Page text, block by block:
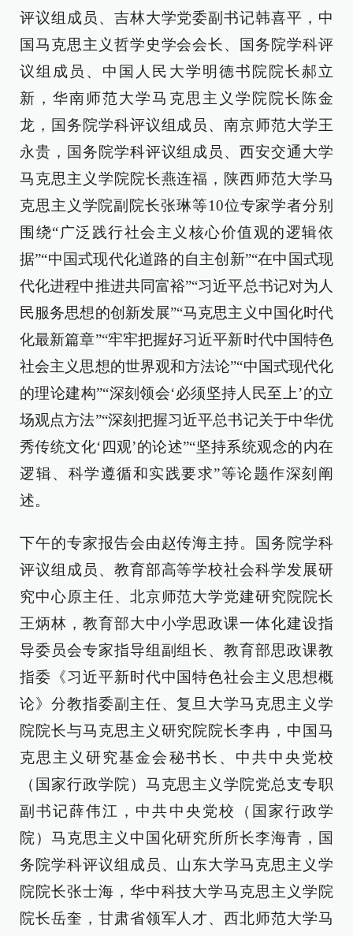
评议组成员、吉林大学党委副书记韩喜平，中
国马克思主义哲学史学会会长、国务院学科评
议组成员、中国人民大学明德书院院长郝立
新，华南师范大学马克思主义学院院长陈金
龙，国务院学科评议组成员、南京师范大学王
永贵，国务院学科评议组成员、西安交通大学
马克思主义学院院长燕连福，陕西师范大学马
克思主义学院副院长张琳等10位专家学者分别
围绕“广泛践行社会主义核心价值观的逻辑依
据”“中国式现代化道路的自主创新”“在中国式现
代化进程中推进共同富裕”“习近平总书记对为人
民服务思想的创新发展”“马克思主义中国化时代
化最新篇章”“牢牢把握好习近平新时代中国特色
社会主义思想的世界观和方法论”“中国式现代化
的理论建构”“深刻领会‘必须坚持人民至上’的立
场观点方法”“深刻把握习近平总书记关于中华优
秀传统文化‘四观’的论述”“坚持系统观念的内在
逻辑、科学遵循和实践要求”等论题作深刻阐
述。
下午的专家报告会由赵传海主持。国务院学科
评议组成员、教育部高等学校社会科学发展研
究中心原主任、北京师范大学党建研究院院长
王炳林，教育部大中小学思政课一体化建设指
导委员会专家指导组副组长、教育部思政课教
指委《习近平新时代中国特色社会主义思想概
论》分教指委副主任、复旦大学马克思主义学
院院长与马克思主义研究院院长李冉，中国马
克思主义研究基金会秘书长、中共中央党校
（国家行政学院）马克思主义学院党总支专职
副书记薛伟江，中共中央党校（国家行政学
院）马克思主义中国化研究所所长李海青，国
务院学科评议组成员、山东大学马克思主义学
院院长张士海，华中科技大学马克思主义学院
院长岳奎，甘肃省领军人才、西北师范大学马